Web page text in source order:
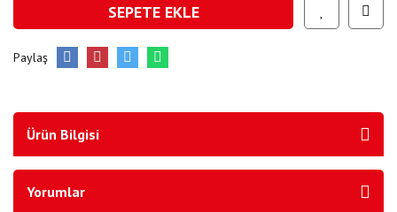
SEPETE EKLE
Paylaş
Ürün Bilgisi
Yorumlar